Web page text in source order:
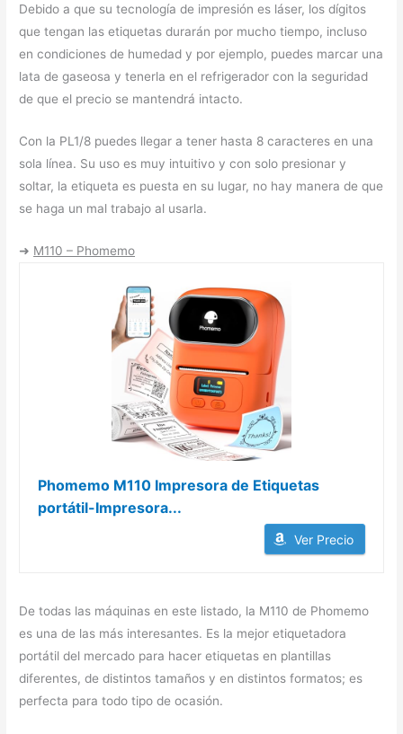
Debido a que su tecnología de impresión es láser, los dígitos
que tengan las etiquetas durarán por mucho tiempo, incluso
en condiciones de humedad y por ejemplo, puedes marcar una
lata de gaseosa y tenerla en el refrigerador con la seguridad
de que el precio se mantendrá intacto.
Con la PL1/8 puedes llegar a tener hasta 8 caracteres en una
sola línea. Su uso es muy intuitivo y con solo presionar y
soltar, la etiqueta es puesta en su lugar, no hay manera de que
se haga un mal trabajo al usarla.
➜ M110 – Phomemo
Phomemo M110 Impresora de Etiquetas
portátil-Impresora...
Ver Precio
De todas las máquinas en este listado, la M110 de Phomemo
es una de las más interesantes. Es la mejor etiquetadora
portátil del mercado para hacer etiquetas en plantillas
diferentes, de distintos tamaños y en distintos formatos; es
perfecta para todo tipo de ocasión.